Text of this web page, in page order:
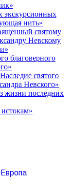
экскурсионных
нить»
святому
Невскому
благоверного
святого
Невского»
жизни последних
Европа